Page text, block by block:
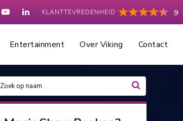
KLANTTEVREDENHEID 9
Entertainment Over Viking Contact